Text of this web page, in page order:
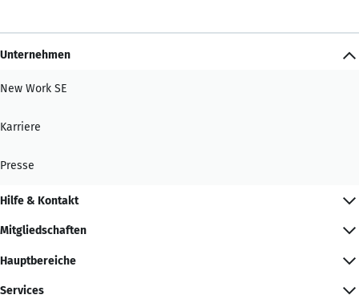
Unternehmen
New Work SE
Karriere
Presse
Hilfe & Kontakt
Mitgliedschaften
Hauptbereiche
Services